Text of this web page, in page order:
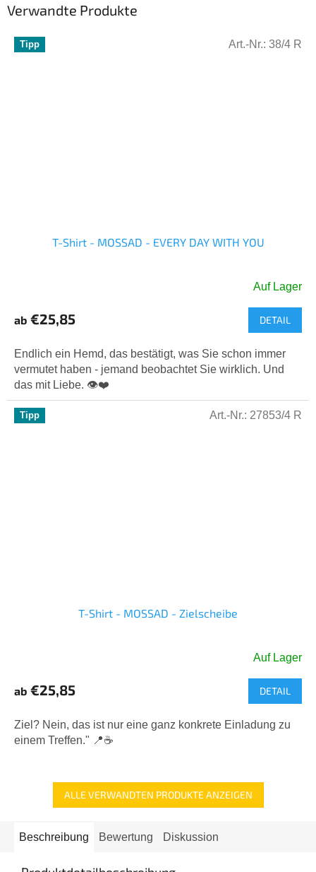
Verwandte Produkte
Tipp
T-Shirt - MOSSAD - EVERY DAY WITH YOU
Produktbewertung
5,0
von
5
Sternen.
Auf Lager
ab €25,85 DETAIL
Endlich ein Hemd, das bestätigt, was Sie schon immer
vermutet haben - jemand beobachtet Sie wirklich. Und
das mit Liebe. 👁️❤️
Art.-Nr.: 38/4 R
Tipp
T-Shirt - MOSSAD - Zielscheibe
Produktbewertung
5,0
von
Auf Lager
ab €25,85 DETAIL
Ziel? Nein, das ist nur eine ganz konkrete Einladung zu
einem Treffen." 📍☕
Art.-Nr.: 27853/4 R
ALLE VERWANDTEN PRODUKTE ANZEIGEN
Beschreibung Bewertung Diskussion